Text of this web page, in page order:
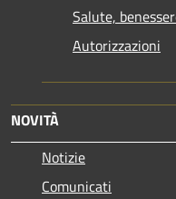
Salute,
Autorizzazioni
NOVITÀ
Notizie
Comunicati